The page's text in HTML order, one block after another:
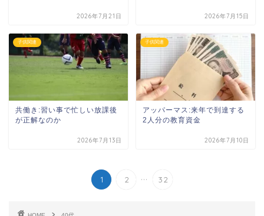
2026年7月21日 2026年7月15日
子供関連
共働き:習い事で忙しい放課後
が正解なのか
2026年7月13日
子供関連
アッパーマス:来年で到達する
2人分の教育資金
2026年7月10日
1 2 ... 32